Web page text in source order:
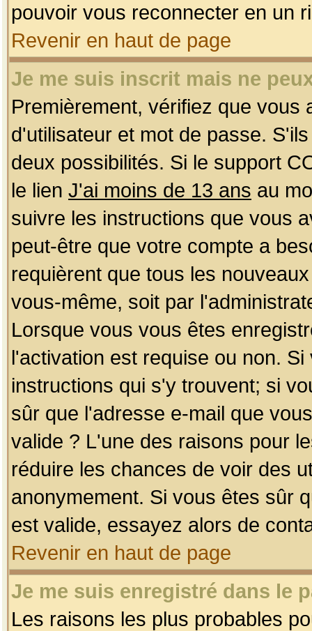
pouvoir vous reconnecter en un
Revenir en haut de page
Je me suis inscrit mais ne
Premièrement, vérifiez que
d'utilisateur et mot de passe.
deux possibilités. Si le support
le lien J'ai moins de 13 ans au
suivre les instructions que vous
peut-être que votre compte a
requièrent que tous les
vous-même, soit par
Lorsque vous vous êtes
l'activation est requise ou non.
instructions qui s'y trouvent; si
sûr que l'adresse e-mail que
valide ? L'une des raisons pour
réduire les chances de voir des
anonymement. Si vous êtes sûr
est valide, essayez alors de
Revenir en haut de page
Je me suis enregistré dans le
Les raisons les plus probables